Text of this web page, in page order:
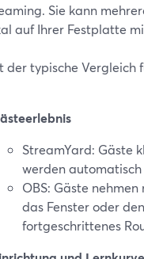
Sie kann
auf Ihrer Festplatte
der typische Vergleich
StreamYard: Gäste
werden
OBS: Gäste
das Fenster oder
fortgeschrittenes